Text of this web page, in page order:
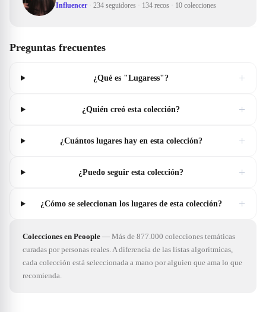
Influencer · 234 seguidores · 134 recos · 10 colecciones
Preguntas frecuentes
¿Qué es "Lugaress"? +
¿Quién creó esta colección? +
¿Cuántos lugares hay en esta colección? +
¿Puedo seguir esta colección? +
¿Cómo se seleccionan los lugares de esta colección? +
Colecciones en Peoople — Más de 877.000 colecciones temáticas
curadas por personas reales. A diferencia de las listas algorítmicas,
cada colección está seleccionada a mano por alguien que ama lo que
recomienda.